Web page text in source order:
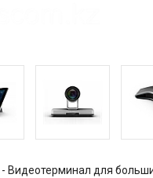
- Видеотерминал для